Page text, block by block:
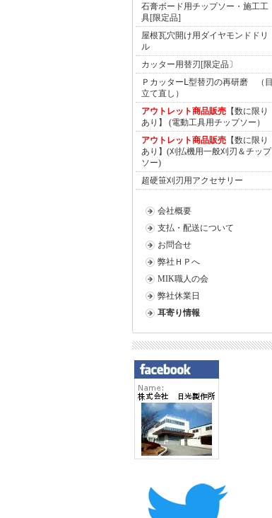
石膏ボード用チップソー・施工工
具[限定品]
屋根瓦穴開け用ダイヤモンドドリ
ル
カッター用替刃[限定品〕
ＰカッターⅬ型替刃の再研磨 （目
立て直し）
アウトレット商品販売 【数に限り
あり】 (電動工具用チップソー）
アウトレット商品販売 【数に限り
あり】(刈払機用一般刈刃＆チップ
ソー)
超硬笹刈刃用アクセサリー
会社概要
支払・配送について
お問合せ
弊社ＨＰへ
MIK職人の会
弊社休業日
耳寄り情報